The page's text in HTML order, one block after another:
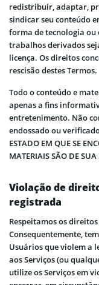
redistribuir, adaptar,
sindicar seu conteúdo
forma de tecnologia
trabalhos derivados
licença. Os direitos
rescisão destes Termos.
Todo o conteúdo e
apenas a fins
entretenimento. Não
endossado ou verificado
ESTADO EM QUE SE
MATERIAIS SÃO DE
Violação de
registrada
Respeitamos os
Consequentemente,
Usuários que violem a
aos Serviços (ou
utilize os Serviços em